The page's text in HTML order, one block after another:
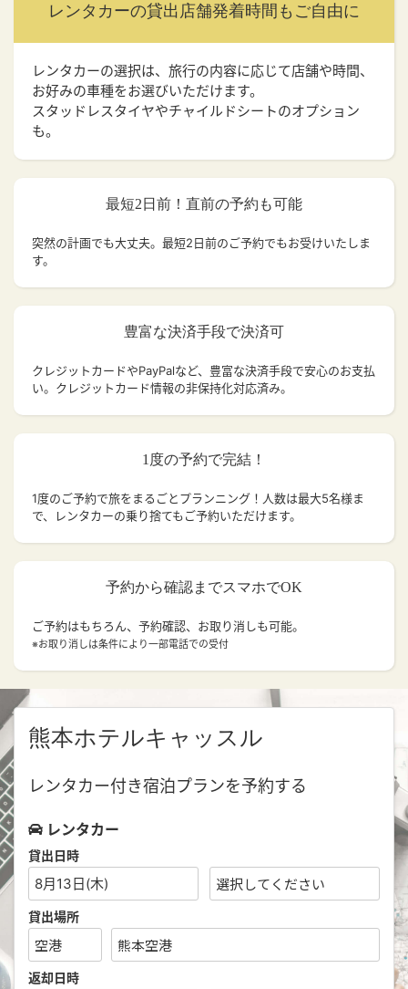
レンタカーの貸出店舗発着時間もご自由に
レンタカーの選択は、旅行の内容に応じて店舗や時間、
お好みの車種をお選びいただけます。
スタッドレスタイヤやチャイルドシートのオプション
も。
最短2日前！直前の予約も可能
突然の計画でも大丈夫。 最短2日前のご予約でもお受けいたしま
す。
豊富な決済手段で決済可
クレジットカードやPayPalなど、豊富な決済手段で安心のお支払
い。クレジットカード情報の非保持化対応済み。
1度の予約で完結！
1度のご予約で旅をまるごとプランニング！人数は最大5名様ま
で、レンタカーの乗り捨てもご予約いただけます。
予約から確認までスマホでOK
ご予約はもちろん、予約確認、お取り消しも可能。
※お取り消しは条件により一部電話での受付
熊本ホテルキャッスル
レンタカー付き宿泊プランを予約する
レンタカー
貸出日時
8月13日(木)
貸出場所
返却日時